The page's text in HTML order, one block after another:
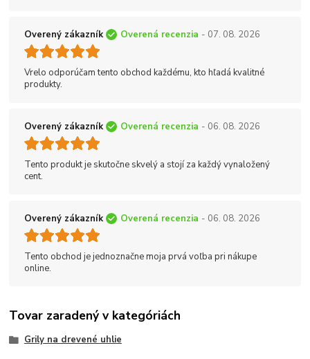
Overený zákazník Overená recenzia - 07. 08. 2026
Vrelo odporúčam tento obchod každému, kto hľadá kvalitné
produkty.
Overený zákazník Overená recenzia - 06. 08. 2026
Tento produkt je skutočne skvelý a stojí za každý vynaložený
cent.
Overený zákazník Overená recenzia - 06. 08. 2026
Tento obchod je jednoznačne moja prvá voľba pri nákupe
online.
Tovar zaradený v kategóriách
Grily na drevené uhlie